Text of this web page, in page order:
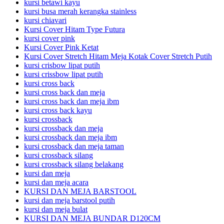
kursi betawi kayu
kursi busa merah kerangka stainless
kursi chiavari
Kursi Cover Hitam Type Futura
kursi cover pink
Kursi Cover Pink Ketat
Kursi Cover Stretch Hitam Meja Kotak Cover Stretch Putih
kursi crisbow lipat putih
kursi crissbow lipat putih
kursi cross back
kursi cross back dan meja
kursi cross back dan meja ibm
kursi cross back kayu
kursi crossback
kursi crossback dan meja
kursi crossback dan meja ibm
kursi crossback dan meja taman
kursi crossback silang
kursi crossback silang belakang
kursi dan meja
kursi dan meja acara
KURSI DAN MEJA BARSTOOL
kursi dan meja barstool putih
kursi dan meja bulat
KURSI DAN MEJA BUNDAR D120CM